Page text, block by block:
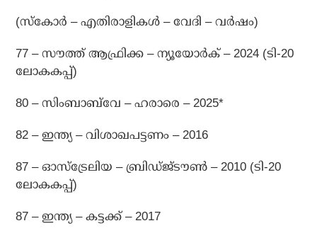
(സ്‌കോര്‍ – എതിരാളികള്‍ – വേദി – വര്‍ഷം)
77 – സൗത്ത് ആഫ്രിക്ക – ന്യൂയോര്‍ക് – 2024 (ടി-20
ലോകകപ്പ്)
80 – സിംബാബ്‌വേ – ഹരാരെ – 2025*
82 – ഇന്ത്യ – വിശാഖപട്ടണം – 2016
87 – ഓസ്‌ട്രേലിയ – ബ്രിഡ്ജ്ടൗണ്‍ – 2010 (ടി-20
ലോകകപ്പ്)
87 – ഇന്ത്യ – കട്ടക്ക് – 2017